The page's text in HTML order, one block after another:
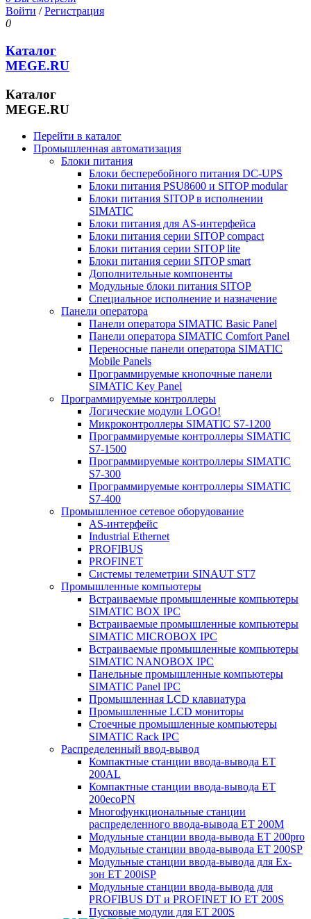
Войти /Регистрация
0
Каталог
MEGE.RU
Каталог
MEGE.RU
Перейти в каталог
Промышленная автоматизация
Блоки питания
Блоки бесперебойного питания DC-UPS
Блоки питания PSU8600 и SITOP modular
Блоки питания SITOP в исполнении
SIMATIC
Блоки питания для AS-интерфейса
Блоки питания серии SITOP compact
Блоки питания серии SITOP lite
Блоки питания серии SITOP smart
Дополнительные компоненты
Модульные блоки питания SITOP
Специальное исполнение и назначение
Панели оператора
Панели оператора SIMATIC Basic Panel
Панели оператора SIMATIC Comfort Panel
Переносные панели оператора SIMATIC
Mobile Panels
Программируемые кнопочные панели
SIMATIC Key Panel
Программируемые контроллеры
Логические модули LOGO!
Микроконтроллеры SIMATIC S7-1200
Программируемые контроллеры SIMATIC
S7-1500
Программируемые контроллеры SIMATIC
S7-300
Программируемые контроллеры SIMATIC
S7-400
Промышленное сетевое оборудование
AS-интерфейс
Industrial Ethernet
PROFIBUS
PROFINET
Системы телеметрии SINAUT ST7
Промышленные компьютеры
Встраиваемые промышленные компьютеры
SIMATIC BOX IPC
Встраиваемые промышленные компьютеры
SIMATIC MICROBOX IPC
Встраиваемые промышленные компьютеры
SIMATIC NANOBOX IPC
Панельные промышленные компьютеры
SIMATIC Panel IPC
Промышленная LCD клавиатура
Промышленные LCD мониторы
Стоечные промышленные компьютеры
SIMATIC Rack IPC
Распределенный ввод-вывод
Компактные станции ввода-вывода ET
200AL
Компактные станции ввода-вывода ET
200ecoPN
Многофункциональные станции
распределенного ввода-вывода ET 200M
Модульные станции ввода-вывода ET 200pro
Модульные станции ввода-вывода ET 200SP
Модульные станции ввода-вывода для Ex-
зон ET 200iSP
Модульные станции ввода-вывода для
PROFIBUS DT и PROFINET IO ET 200S
Пусковые модули для ET 200S